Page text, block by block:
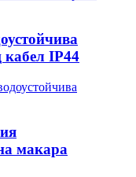
IP44
макара